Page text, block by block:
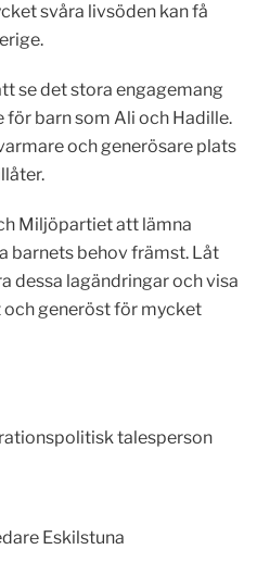
svåra livsöden kan få
se det stora engagemang
för barn som Ali och Hadille.
och generösare plats
Miljöpartiet att lämna
barnets behov främst. Låt
dessa lagändringar och visa
och generöst för mycket
talesperson
Eskilstuna